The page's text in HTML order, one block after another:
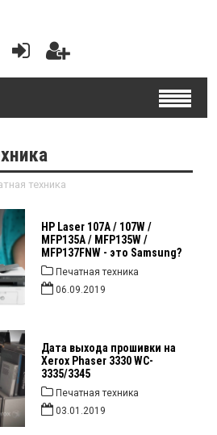
техника
HP Laser 107A / 107W /
MFP135A / MFP135W /
MFP137FNW - это Samsung?
Печатная техника
06.09.2019
Дата выхода прошивки на
Xerox Phaser 3330 WC-
3335/3345
Печатная техника
03.01.2019